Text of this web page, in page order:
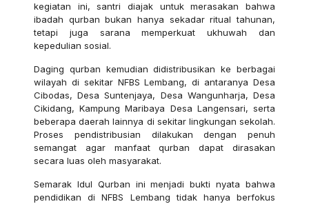
kegiatan ini, santri diajak untuk merasakan bahwa
ibadah qurban bukan hanya sekadar ritual tahunan,
tetapi juga sarana memperkuat ukhuwah dan
kepedulian sosial.
Daging qurban kemudian didistribusikan ke berbagai
wilayah di sekitar NFBS Lembang, di antaranya Desa
Cibodas, Desa Suntenjaya, Desa Wangunharja, Desa
Cikidang, Kampung Maribaya Desa Langensari, serta
beberapa daerah lainnya di sekitar lingkungan sekolah.
Proses pendistribusian dilakukan dengan penuh
semangat agar manfaat qurban dapat dirasakan
secara luas oleh masyarakat.
Semarak Idul Qurban ini menjadi bukti nyata bahwa
pendidikan di NFBS Lembang tidak hanya berfokus